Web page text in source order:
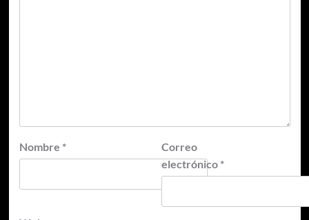
Nombre *
Correo
electrónico *